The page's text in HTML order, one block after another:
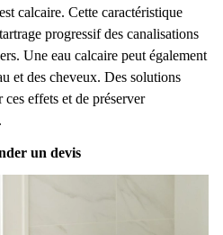
calcaire. Cette caractéristique
progressif des canalisations
Une eau calcaire peut également
et des cheveux. Des solutions
effets et de préserver
un devis